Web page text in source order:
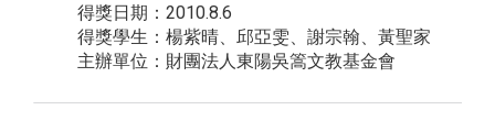
得獎日期：2010.8.6
得獎學生：楊紫晴、邱亞雯、謝宗翰、黃聖家
主辦單位：財團法人東陽吳篙文教基金會